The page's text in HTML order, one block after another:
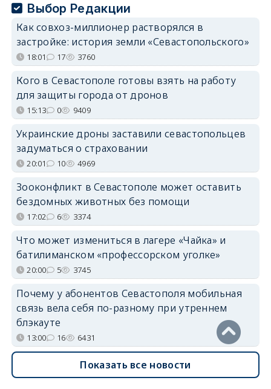
Выбор Редакции
Как совхоз-миллионер растворялся в
застройке: история земли «Севастопольского»
18:01 17 3760
Кого в Севастополе готовы взять на работу
для защиты города от дронов
15:13 0 9409
Украинские дроны заставили севастопольцев
задуматься о страховании
20:01 10 4969
Зооконфликт в Севастополе может оставить
бездомных животных без помощи
17:02 6 3374
Что может измениться в лагере «Чайка» и
батилиманском «профессорском уголке»
20:00 5 3745
Почему у абонентов Севастополя мобильная
связь вела себя по-разному при утреннем
блэкауте
13:00 16 6431
Показать все новости